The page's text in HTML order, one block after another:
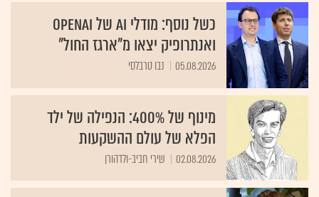
כשל נוסף: מודלי AI של OpenAI
ואנתרופיק יצאו מ"ארגז החול"
05.08.2026 נבו טרבלסי
מינוף של 400%: הנפילה של ילד
הפלא של עולם ההשקעות
02.08.2026 שירי חביב-ולדהורן